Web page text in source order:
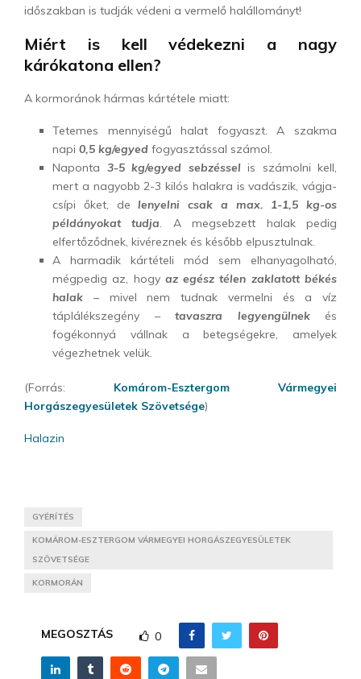
időszakban is tudják védeni a vermelő halállományt!
Miért is kell védekezni a nagy
kárókatona ellen?
A kormoránok hármas kártétele miatt:
Tetemes mennyiségű halat fogyaszt. A szakma
napi 0,5 kg/egyed fogyasztással számol.
Naponta 3-5 kg/egyed sebzéssel is számolni kell,
mert a nagyobb 2-3 kilós halakra is vadászik, vágja-
csípi őket, delenyelni csak a max. 1-1,5 kg-os
példányokat tudja. A megsebzett halak pedig
elfertőződnek, kivéreznek és később elpusztulnak.
A harmadik kártételi mód sem elhanyagolható,
mégpedig az, hogy az egész télen zaklatott békés
halak – mivel nem tudnak vermelni és a víz
táplálékszegény – tavaszra legyengülnek
és
fogékonnyá vállnak a betegségekre, amelyek
végezhetnek velük.
(Forrás: Komárom-Esztergom Vármegyei
Horgászegyesületek Szövetsége)
Halazin
GYÉRÍTÉS
KOMÁROM-ESZTERGOM VÁRMEGYEI HORGÁSZEGYESÜLETEK
SZÖVETSÉGE
KORMORÁN
MEGOSZTÁS 0